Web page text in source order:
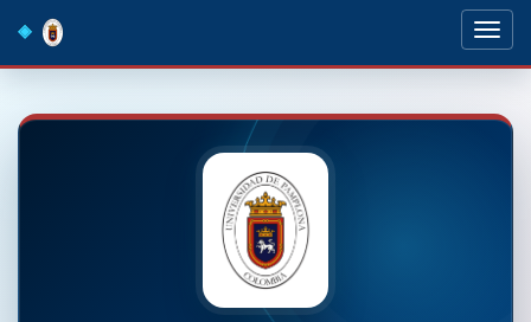
navigation